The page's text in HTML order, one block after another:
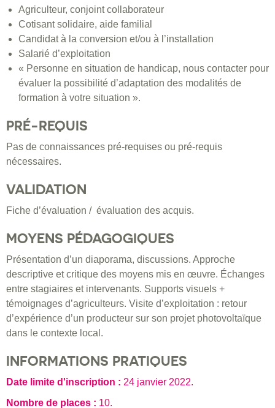
Agriculteur, conjoint collaborateur
Cotisant solidaire, aide familial
Candidat à la conversion et/ou à l’installation
Salarié d’exploitation
« Personne en situation de handicap, nous contacter pour
évaluer la possibilité d’adaptation des modalités de
formation à votre situation ».
PRÉ-REQUIS
Pas de connaissances pré-requises ou pré-requis
nécessaires.
VALIDATION
Fiche d’évaluation / évaluation des acquis.
MOYENS PÉDAGOGIQUES
Présentation d’un diaporama, discussions. Approche
descriptive et critique des moyens mis en œuvre. Échanges
entre stagiaires et intervenants. Supports visuels +
témoignages d’agriculteurs. Visite d’exploitation : retour
d’expérience d’un producteur sur son projet photovoltaïque
dans le contexte local.
INFORMATIONS PRATIQUES
Date limite d'inscription : 24 janvier 2022.
Nombre de places : 10.